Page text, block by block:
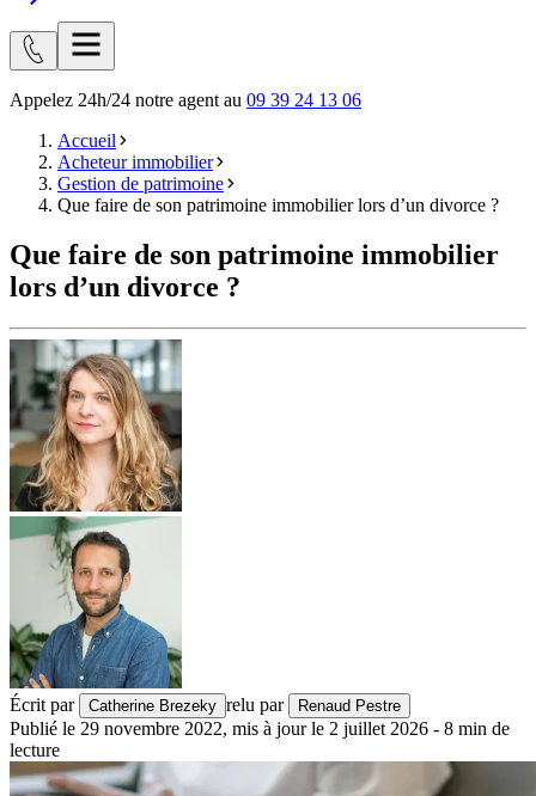
Appelez 24h/24 notre agent au 09 39 24 13 06
Accueil
Acheteur immobilier
Gestion de patrimoine
Que faire de son patrimoine immobilier lors d’un divorce ?
Que faire de son patrimoine immobilier
lors d’un divorce ?
Écrit par Catherine Brezeky relu par Renaud Pestre
Publié le 29 novembre 2022, mis à jour le 2 juillet 2026 - 8 min de
lecture